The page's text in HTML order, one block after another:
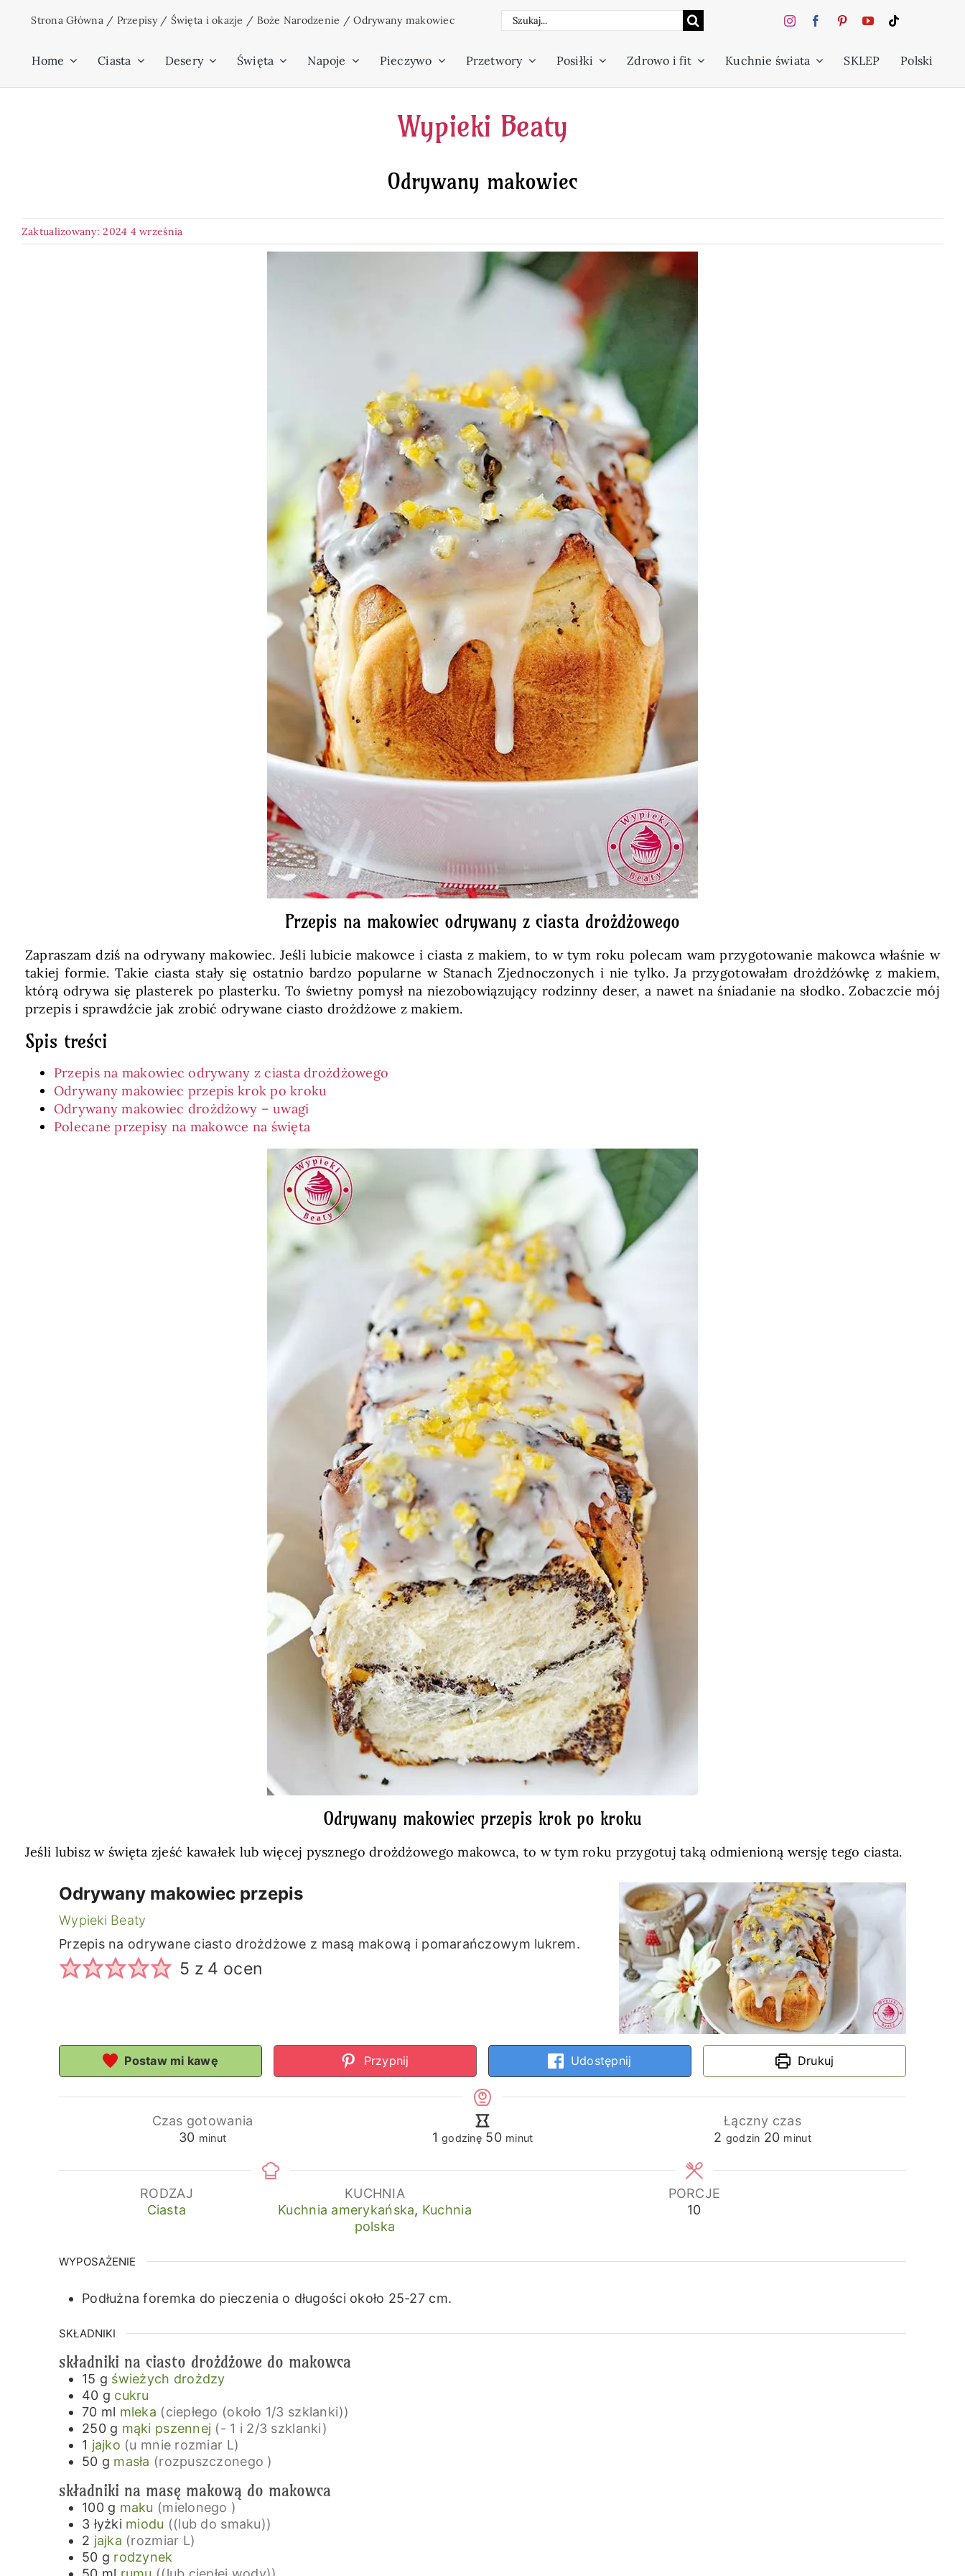
Strona Główna/ Przepisy/ Święta i okazje / Boże Narodzenie /Odrywany makowiec Szukaj
Home Ciasta Desery Święta Napoje Pieczywo Przetwory Posiłki Zdrowo i fit Kuchnie świata SKLEP Polski
Wypieki Beaty
Odrywany makowiec
Zaktualizowany: 2024 4 września
Przepis na makowiec odrywany z ciasta drożdżowego
Zapraszam dziś na odrywany makowiec. Jeśli lubicie makowce i ciasta z makiem, to w tym roku polecam wam przygotowanie makowca właśnie w
takiej formie. Takie ciasta stały się ostatnio bardzo popularne w Stanach Zjednoczonych i nie tylko. Ja przygotowałam drożdżówkę z makiem,
którą odrywa się plasterek po plasterku. To świetny pomysł na niezobowiązujący rodzinny deser, a nawet na śniadanie na słodko. Zobaczcie mój
przepis i sprawdźcie jak zrobić odrywane ciasto drożdżowe z makiem.
Spis treści
Przepis na makowiec odrywany z ciasta drożdżowego
Odrywany makowiec przepis krok po kroku
Odrywany makowiec drożdżowy – uwagi
Polecane przepisy na makowce na święta
Odrywany makowiec przepis krok po kroku
Jeśli lubisz w święta zjeść kawałek lub więcej pysznego drożdżowego makowca, to w tym roku przygotuj taką odmienioną wersję tego ciasta.
Odrywany makowiec przepis
Wypieki Beaty
Przepis na odrywane ciasto drożdżowe z masą makową i pomarańczowym lukrem.
5 z 4 ocen
Postaw mi kawę Przypnij Udostępnij Drukuj
Czas gotowania
30minuty
minut 1 godzina
godzinę 50minuty
minut
Łączny czas
2 godziny
godzin 20minuty
minut
RODZAJ
Ciasta
KUCHNIA
Kuchnia amerykańska, Kuchnia
polska
PORCJE
10
WYPOSAŻENIE
Podłużna foremka do pieczenia o długości około 25-27 cm.
SKŁADNIKI
składniki na ciasto drożdżowe do makowca
15 g świeżych drożdzy
40 g cukru
70 ml mleka (ciepłego (około 1/3 szklanki))
250 g mąki pszennej (- 1 i 2/3 szklanki)
1 jajko (u mnie rozmiar L)
50 g masła (rozpuszczonego )
składniki na masę makową do makowca
100 g maku (mielonego )
3 łyżki miodu ((lub do smaku))
2 jajka (rozmiar L)
50 g rodzynek